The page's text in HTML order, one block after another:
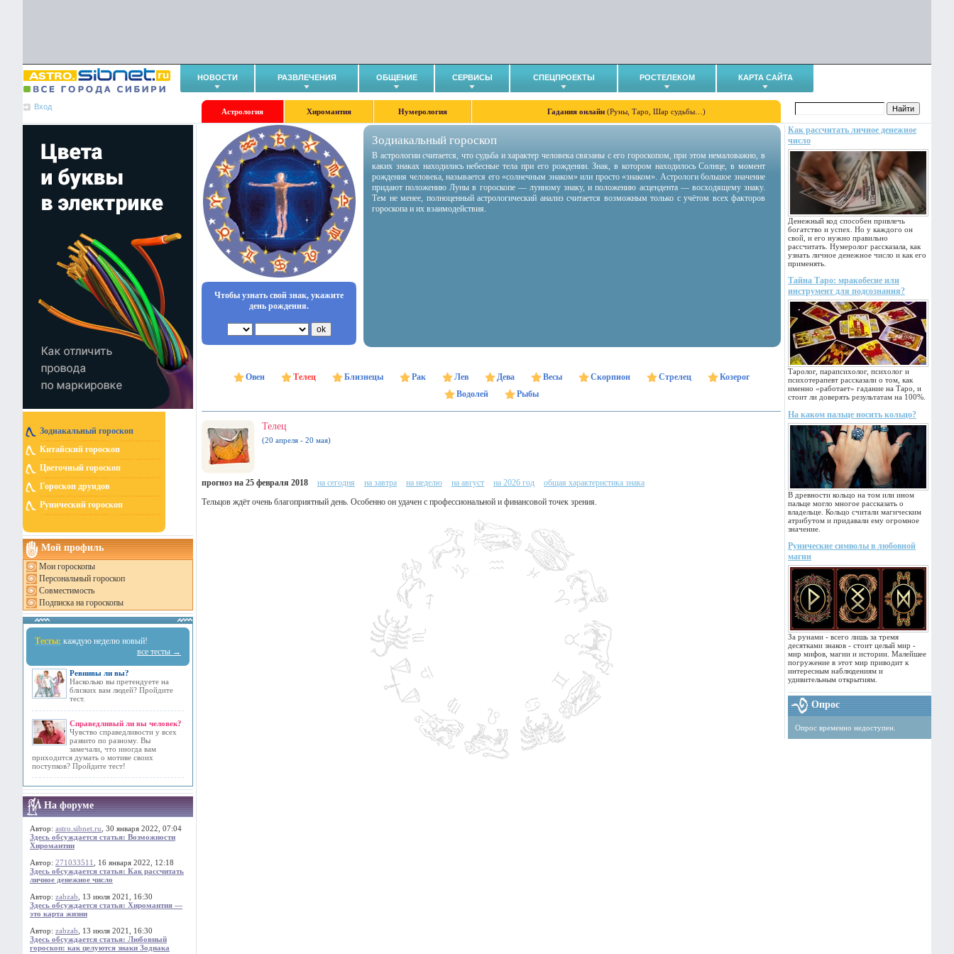
НОВОСТИ РАЗВЛЕЧЕНИЯ ОБЩЕНИЕ СЕРВИСЫ СПЕЦПРОЕКТЫ РОСТЕЛЕКОМ КАРТА САЙТА
Вход
Астрология Хиромантия Нумерология Гадания онлайн (Руны, Таро, Шар судьбы…)
Зодиакальный гороскоп
Китайский гороскоп
Цветочный гороскоп
Гороскоп друидов
Рунический гороскоп
Мой профиль
Мои гороскопы
Персональный гороскоп
Совместимость
Подписка на гороскопы
Тесты: каждую неделю новый!
все тесты →
Ревнивы ли вы?
Насколько вы претендуете на
близких вам людей? Пройдите
тест.
Справедливый ли вы человек?
Чувство справедливости у всех
развито по разному. Вы
замечали, что иногда вам
приходится думать о мотиве своих
поступков? Пройдите тест!
На форуме
Автор: astro.sibnet.ru , 30 января 2022, 07:04
Здесь обсуждается статья: Возможности
Хиромантии
Автор: 271033511
, 16 января 2022, 12:18
Здесь обсуждается статья: Как рассчитать
личное денежное число
Автор: zabzab , 13 июля 2021, 16:30
Здесь обсуждается статья: Хиромантия —
это карта жизни
Автор: zabzab , 13 июля 2021, 16:30
Здесь обсуждается статья: Любовный
гороскоп: как целуются знаки Зодиака
Как рассчитать личное денежное
число
Денежный код способен привлечь
богатство и успех. Но у каждого он
свой, и его нужно правильно
рассчитать. Нумеролог рассказала, как
узнать личное денежное число и как его
применять.
Тайна Таро: мракобесие или
инструмент для подсознания?
Таролог, парапсихолог, психолог и
психотерапевт рассказали о том, как
именно «работает» гадание на Таро, и
стоит ли доверять результатам на 100%.
На каком пальце носить кольцо?
В древности кольцо на том или ином
пальце могло многое рассказать о
владельце. Кольцо считали магическим
атрибутом и придавали ему огромное
значение.
Рунические символы в любовной
магии
За рунами - всего лишь за тремя
десятками знаков - стоит целый мир -
мир мифов, магии и истории. Малейшее
погружение в этот мир приводит к
интересным наблюдениям и
удивительным открытиям.
Опрос
Опрос временно недоступен.
Чтобы узнать свой знак, укажите
день рождения.
Зодиакальный гороскоп
В астрологии считается, что судьба и характер человека связаны с его гороскопом, при этом немаловажно, в
каких знаках находились небесные тела при его рождении. Знак, в котором находилось Солнце, в момент
рождения человека, называется его «солнечным знаком» или просто «знаком». Астрологи большое значение
придают положению Луны в гороскопе — лунному знаку, и положению асцендента — восходящему знаку.
Тем не менее, полноценный астрологический анализ считается возможным только с учётом всех факторов
гороскопа и их взаимодействия.
Овен Телец Близнецы Рак Лев Дева Весы Скорпион Стрелец
Козерог
Водолей
Рыбы
Телец
(20 апреля - 20 мая)
прогноз на 25 февраля 2018 на сегодня на завтра на неделю на август на 2026 год
общая характеристика знака
Тельцов ждёт очень благоприятный день. Особенно он удачен с профессиональной и финансовой точек зрения.